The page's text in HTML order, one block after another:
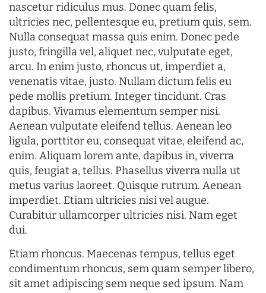
nascetur ridiculus mus. Donec quam felis,
ultricies nec, pellentesque eu, pretium quis, sem.
Nulla consequat massa quis enim. Donec pede
justo, fringilla vel, aliquet nec, vulputate eget,
arcu. In enim justo, rhoncus ut, imperdiet a,
venenatis vitae, justo. Nullam dictum felis eu
pede mollis pretium. Integer tincidunt. Cras
dapibus. Vivamus elementum semper nisi.
Aenean vulputate eleifend tellus. Aenean leo
ligula, porttitor eu, consequat vitae, eleifend ac,
enim. Aliquam lorem ante, dapibus in, viverra
quis, feugiat a, tellus. Phasellus viverra nulla ut
metus varius laoreet. Quisque rutrum. Aenean
imperdiet. Etiam ultricies nisi vel augue.
Curabitur ullamcorper ultricies nisi. Nam eget
dui.
Etiam rhoncus. Maecenas tempus, tellus eget
condimentum rhoncus, sem quam semper libero,
sit amet adipiscing sem neque sed ipsum. Nam